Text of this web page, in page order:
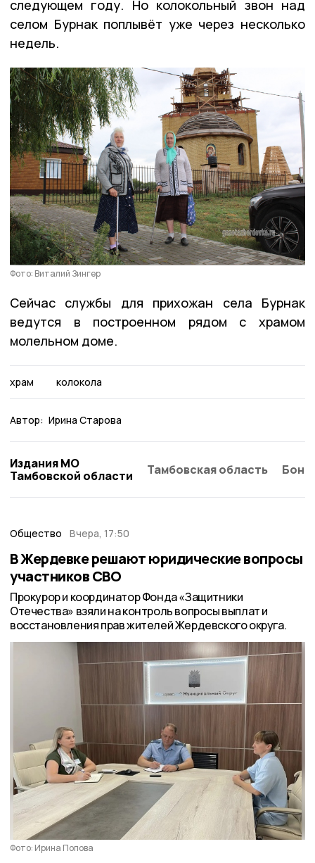
следующем году. Но колокольный звон над
селом Бурнак поплывёт уже через несколько
недель.
Фото: Виталий Зингер
Сейчас службы для прихожан села Бурнак
ведутся в построенном рядом с храмом
молельном доме.
храм колокола
Автор: Ирина Старова
Издания МО
Тамбовской области
Тамбовская область
Общество Вчера, 17:50
В Жердевке решают юридические вопросы
участников СВО
Прокурор и координатор Фонда «Защитники
Отечества» взяли на контроль вопросы выплат и
восстановления прав жителей Жердевского округа.
Фото: Ирина Попова